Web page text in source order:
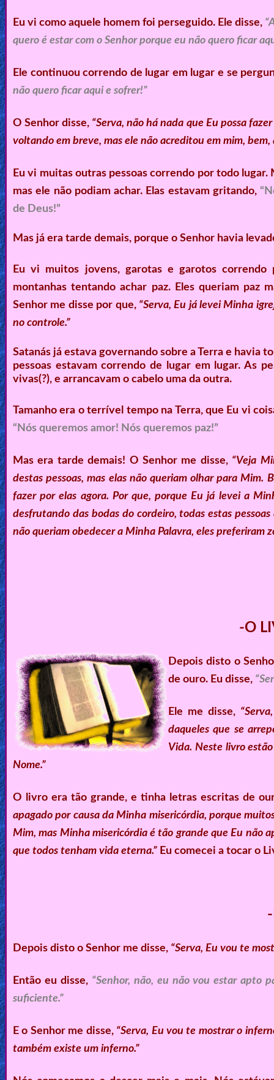
Eu vi como aquele homem foi perseguido. Ele disse,
quero é estar com o Senhor porque eu não quero ficar
Ele continuou correndo de lugar em lugar e se
não quero ficar aqui e sofrer!”
O Senhor disse, “Serva, não há nada que Eu possa
voltando em breve, mas ele não acreditou em mim, bem,
Eu vi muitas outras pessoas correndo por todo
mas ele não podiam achar. Elas estavam gritando,
de Deus!”
Mas já era tarde demais, porque o Senhor havia
Eu vi muitos jovens, garotas e garotos correndo
montanhas tentando achar paz. Eles queriam paz
Senhor me disse por que, “Serva, Eu já levei Minha
no controle.”
Satanás já estava governando sobre a Terra e havia
pessoas estavam correndo de lugar em lugar. As
vivas(?), e arrancavam o cabelo uma da outra.
Tamanho era o terrível tempo na Terra, que Eu vi
“Nós queremos amor! Nós queremos paz!”
Mas era tarde demais! O Senhor me disse, “Veja
destas pessoas, mas elas não queriam olhar para Mim.
fazer por elas agora. Por que, porque Eu já levei a
desfrutando das bodas do cordeiro, todas estas
não queriam obedecer a Minha Palavra, eles preferiram
-O
Depois disto o
de ouro. Eu disse,
Ele me disse,
daqueles que se
Vida. Neste livro
Nome.”
O livro era tão grande, e tinha letras escritas de
apagado por causa da Minha misericórdia, porque
Mim, mas Minha misericórdia é tão grande que Eu não
que todos tenham vida eterna.” Eu comecei a tocar o
Depois disto o Senhor me disse, “Serva, Eu vou te
Então eu disse, “Senhor, não, eu não vou estar apto
suficiente.”
E o Senhor me disse, “Serva, Eu vou te mostrar o
também existe um inferno.”